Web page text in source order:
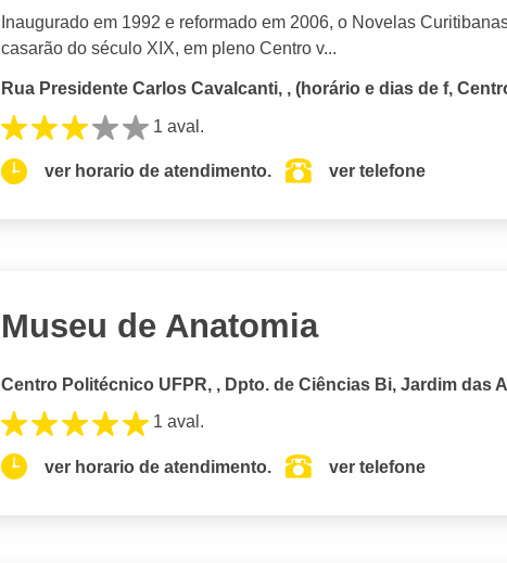
Inaugurado em 1992 e reformado em 2006, o Novelas
casarão do século XIX, em pleno Centro v...
Rua Presidente Carlos Cavalcanti, , (horário e dias de f,
1 aval.
ver horario de atendimento. ver telefone
Museu de Anatomia
Centro Politécnico UFPR, , Dpto. de Ciências Bi, Jardim das
1 aval.
ver horario de atendimento. ver telefone